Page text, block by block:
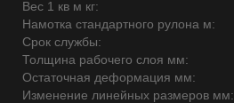
Вес 1 кв м кг:
Намотка стандартного рулона м:
Срок службы:
Толщина рабочего слоя мм:
Остаточная деформация мм:
Изменение линейных размеров мм: